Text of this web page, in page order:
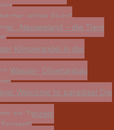
wilder Fluss“
„Neuseeland – die Tiere
Klimawandel in der
Wasser- Olivenanbau
Welcome to paradise! Die
als Tanzen!